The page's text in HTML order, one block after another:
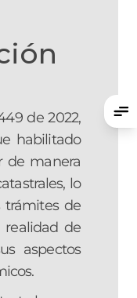
de 2022,
habilitado
de manera
lo
trámites de
realidad de
aspectos